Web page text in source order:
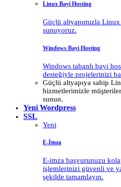
Linux Bayi Hosting
Güçlü altyapımızla
sunuyoruz.
Windows Bayi Hosting
Windows tabanlı bayi
desteğiyle projelerinizi
Güçlü altyapıya sahip
hizmetlerimizle
sunun.
Yeni Wordpress
SSL
Yeni
E-İmza
E-imza başvurunuzu
işlemlerinizi güvenli ve
şekilde tamamlayın.